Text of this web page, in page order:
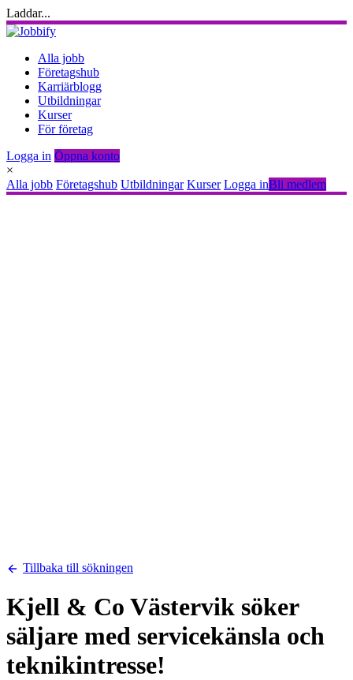
Laddar...
Alla jobb
Företagshub
Karriärblogg
Utbildningar
Kurser
För företag
Logga in Öppna konto
×
Alla jobb Företagshub Utbildningar Kurser Logga inBli medlem
Tillbaka till sökningen
Kjell & Co Västervik söker
säljare med servicekänsla och
teknikintresse!